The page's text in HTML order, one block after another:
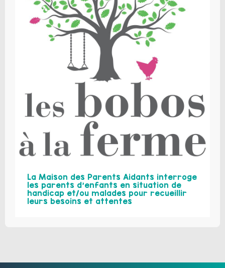
La Maison des Parents Aidants interroge
les parents d’enfants en situation de
handicap et/ou malades pour recueillir
leurs besoins et attentes